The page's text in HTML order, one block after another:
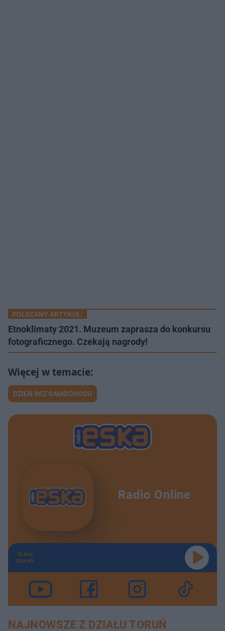
POLECANY ARTYKUŁ:
Etnoklimaty 2021. Muzeum zaprasza do konkursu
fotograficznego. Czekają nagrody!
DZIEŃ BEZ SAMOCHODU
Radio Online
TERAZ
GRAMY
NAJNOWSZE Z DZIAŁU TORUŃ